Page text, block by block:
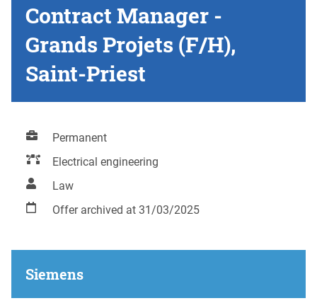
Contract Manager -
Grands Projets (F/H),
Saint-Priest
Permanent
Electrical engineering
Law
Offer archived at 31/03/2025
Siemens